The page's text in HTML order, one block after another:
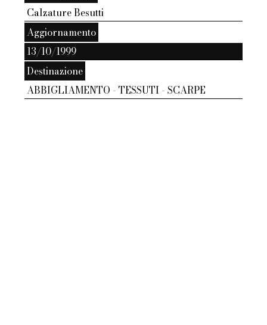
Calzature Besutti
Aggiornamento
13/10/1999
Destinazione
ABBIGLIAMENTO - TESSUTI - SCARPE